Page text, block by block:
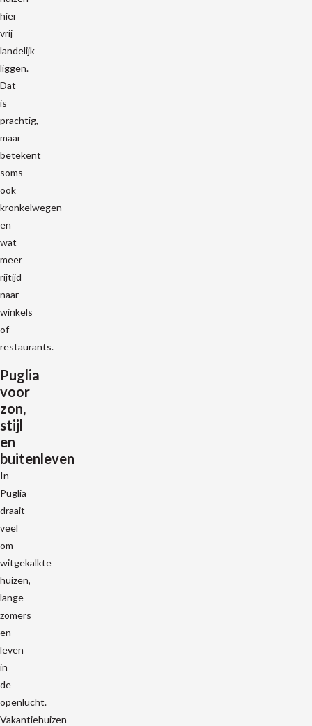
hier
vrij
landelijk
liggen.
Dat
is
prachtig,
maar
betekent
soms
ook
kronkelwegen
en
wat
meer
rijtijd
naar
winkels
of
restaurants.
Puglia
voor
zon,
stijl
en
buitenleven
In
Puglia
draait
veel
om
witgekalkte
huizen,
lange
zomers
en
leven
in
de
openlucht.
Vakantiehuizen